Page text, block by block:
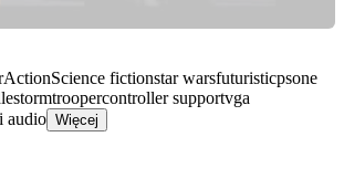
ActionScience fictionstar warsfuturisticpsone
stormtroopercontroller supportvga
audio Więcej